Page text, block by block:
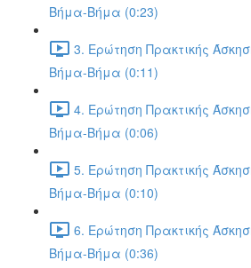
Βήμα-Βήμα (0:23)
3. Ερώτηση Πρακτικής
Βήμα-Βήμα (0:11)
4. Ερώτηση Πρακτικής
Βήμα-Βήμα (0:06)
5. Ερώτηση Πρακτικής
Βήμα-Βήμα (0:10)
6. Ερώτηση Πρακτικής
Βήμα-Βήμα (0:36)